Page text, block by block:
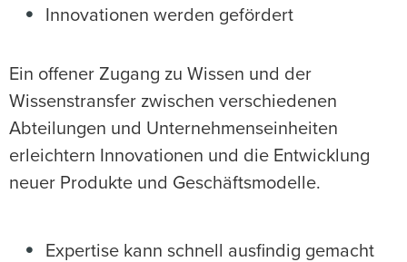
Innovationen werden gefördert
Ein offener Zugang zu Wissen und der
Wissenstransfer zwischen verschiedenen
Abteilungen und Unternehmenseinheiten
erleichtern Innovationen und die Entwicklung
neuer Produkte und Geschäftsmodelle.
Expertise kann schnell ausfindig gemacht